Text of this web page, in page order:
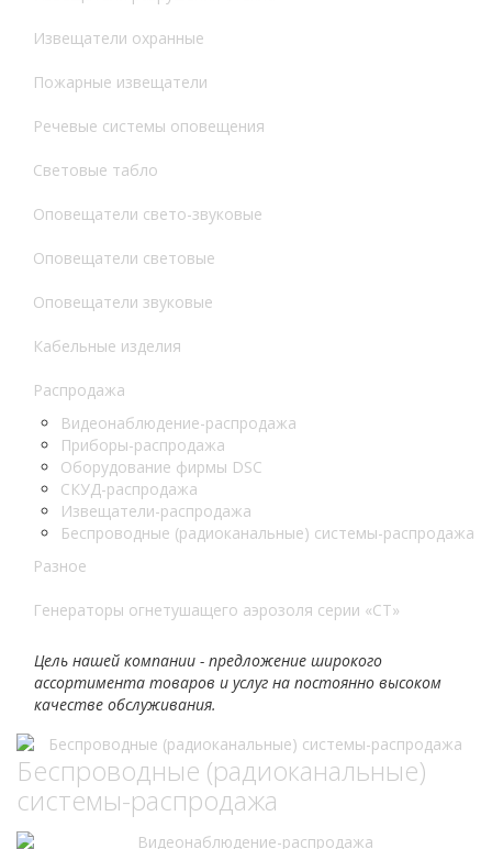
Извещатели охранные
Пожарные извещатели
Речевые системы оповещения
Световые табло
Оповещатели свето-звуковые
Оповещатели световые
Оповещатели звуковые
Кабельные изделия
Распродажа
Видеонаблюдение-распродажа
Приборы-распродажа
Оборудование фирмы DSC
СКУД-распродажа
Извещатели-распродажа
Беспроводные (радиоканальные) системы-распродажа
Разное
Генераторы огнетушащего аэрозоля серии «СТ»
Цель нашей компании - предложение широкого
ассортимента товаров и услуг на постоянно высоком
качестве обслуживания.
Беспроводные (радиоканальные)
системы-распродажа